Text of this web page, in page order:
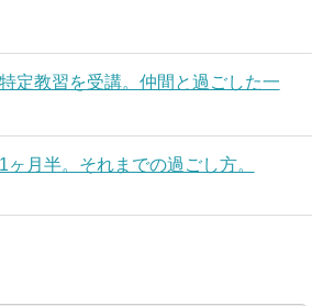
定教習を受講。仲間と過ごした一
ヶ月半。それまでの過ごし方。